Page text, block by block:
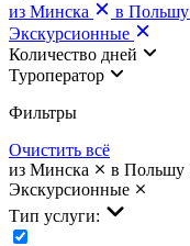
из Минска
в Польшу
Экскурсионные
Количество дней
Туроператор
Фильтры
Очистить всё
из Минска
в Польшу
Экскурсионные
Тип услуги: